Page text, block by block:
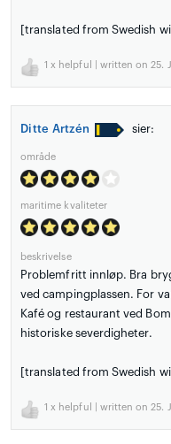
[translated from Swedish
1 x helpful | written on 25.
Ditte Artzén sier:
område
maritime kvaliteter
beskrivelse
Problemfritt innløp. Bra
ved campingplassen. For
Kafé og restaurant ved
historiske severdigheter.
[translated from Swedish
1 x helpful | written on 25.